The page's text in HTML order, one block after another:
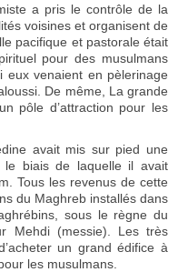
a pris le contrôle de la
voisines et organisent de
pacifique et pastorale était
pour des musulmans
eux venaient en pèlerinage
De même, La grande
pôle d’attraction pour les
avait mis sur pied une
Tous les revenus de cette
du Maghreb installés dans
sous le règne du
Mehdi (messie). Les très
un grand édifice à
les musulmans.